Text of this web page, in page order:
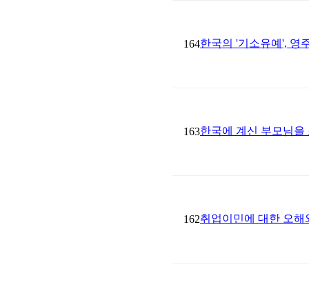
164한국의 '기소유예', 영
163한국에 계신 부모님을
162취업이민에 대한 오해